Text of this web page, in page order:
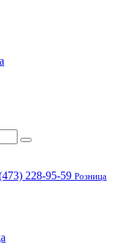
228-95-59 Розница